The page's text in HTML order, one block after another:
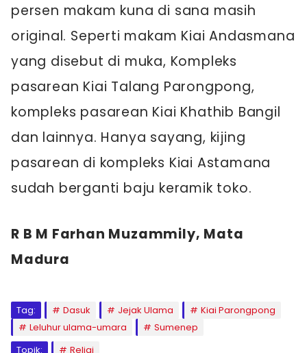
persen makam kuna di sana masih
original. Seperti makam Kiai Andasmana
yang disebut di muka, Kompleks
pasarean Kiai Talang Parongpong,
kompleks pasarean Kiai Khathib Bangil
dan lainnya. Hanya sayang, kijing
pasarean di kompleks Kiai Astamana
sudah berganti baju keramik toko.
R B M Farhan Muzammily, Mata
Madura
Tag: Dasuk Jejak Ulama
Kiai Parongpong
Leluhur ulama-umara
Sumenep
Topik:
Religi